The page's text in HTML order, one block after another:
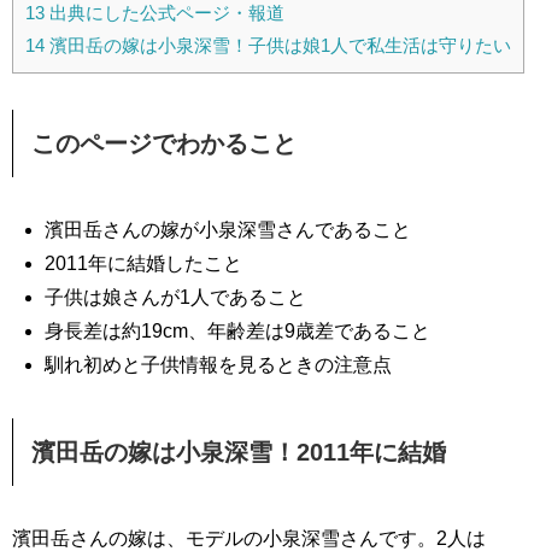
13 出典にした公式ページ・報道
14 濱田岳の嫁は小泉深雪！子供は娘1人で私生活は守りたい
このページでわかること
濱田岳さんの嫁が小泉深雪さんであること
2011年に結婚したこと
子供は娘さんが1人であること
身長差は約19cm、年齢差は9歳差であること
馴れ初めと子供情報を見るときの注意点
濱田岳の嫁は小泉深雪！2011年に結婚
濱田岳さんの嫁は、モデルの小泉深雪さんです。2人は